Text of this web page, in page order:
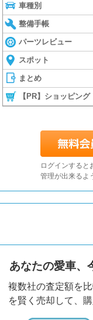
車種別
整備手帳
パーツレビュー
スポット
まとめ
【PR】ショッピング
ログインすると
管理が出来るよ
あなたの愛車、
複数社の査定額を
を賢く売却して、